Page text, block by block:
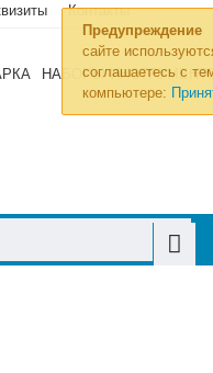
Предупреждение
сайте
соглашаетесь с
компьютере:
Контакты
НАБОРЫ